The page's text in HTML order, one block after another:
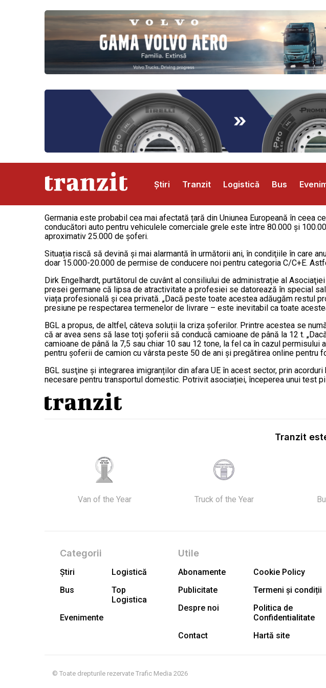
Știri Tranzit Logistică Bus
Abonamente Publicitate Contact
Germania este probabil cea mai afectată țară din Uniunea Europeană în
conducători auto pentru vehiculele comerciale grele este între 80.000 și
aproximativ 25.000 de şoferi.
Situația riscă să devină și mai alarmantă în următorii ani, în condiţiile în care
doar 15.000-20.000 de permise de conducere noi pentru categoria C/C+E.
Dirk Engelhardt, purtătorul de cuvânt al consiliului de administrație al
presei germane că lipsa de atractivitate a profesiei se datorează în special
viața profesională și cea privată. „Dacă peste toate acestea adăugăm restul
presiune pe respectarea termenelor de livrare – este inevitabil ca toate
BGL a propus, de altfel, câteva soluții la criza şoferilor. Printre acestea se
că ar avea sens să lase toţi şoferii să conducă camioane de până la 12 t.
camioane de până la 7,5 sau chiar 10 sau 12 tone, la fel ca în cazul
pentru șoferii de camion cu vârsta peste 50 de ani și pregătirea online pentru
BGL susţine şi integrarea imigranților din afara UE în acest sector, prin
necesare pentru transportul domestic. Potrivit asociației, începerea unui test
Tranzit
Van of the Year Truck of the Year
Categorii
Știri
Logistică
Bus
Top
Logistica
Evenimente
Utile
Abonamente
Cookie Policy
Publicitate
Termeni și condiții
Despre noi
Politica de
Confidentialitate
Contact
Hartă site
© Toate drepturile rezervate Trafic Media 2026